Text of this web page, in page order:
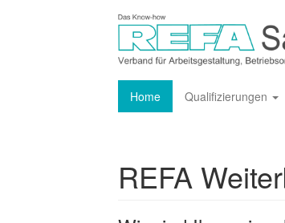
Home Qualifizierungen
REFA